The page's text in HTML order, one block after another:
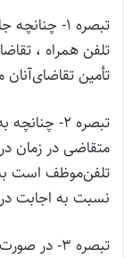
تلفن همراه ،
تأمین
تبصره 2-
متقاضی در زمان
تلفن‌موظف است
نسبت به اجابت
‌تبصره 3-